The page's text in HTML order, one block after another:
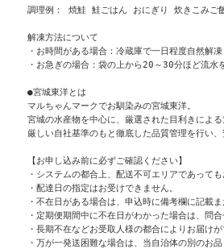
調理例： 焼鮭 鮭ごはん おにぎり 炊きこみ
解凍方法について
・お時間がある場合：冷蔵庫で一日程度自然解凍
・お急ぎの場合：袋の上から20～30分ほど流水
●宮城東洋とは
マルちゃんマークでお馴染みの宮城東洋。
宮城の水産物を中心に、厳選された目利きによ
厳しい自社基準のもと徹底した品質管理を行い
【お申し込み前に必ずご確認ください】
・システムの都合上、配送不可エリアであって
・配達日の指定はお受けできません。
・不在日がある場合は、申込時に備考欄に記載
・定期便期間中に不在日がわかった場合は、問
・長期不在などお受取人様の都合によりお届け
・万が一発送困難な場合は、当自治体の別のお